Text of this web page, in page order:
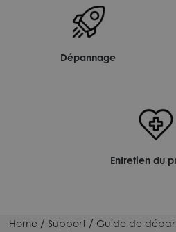
Dépannage
Entretien du
Home / Support / Guide de